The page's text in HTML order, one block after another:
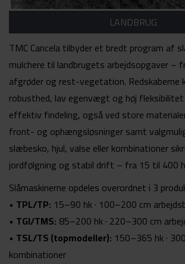
LANDBRUG
TMC Cancela tilbyder et bredt program af
mulchere til landbrugets arbejdsopgaver –
afgrøder og rest-vegetation. Redskaberne
robusthed, lav egenvægt og høj
effektiv findeling, også ved store
front- og ophængsløsninger samt
slæbesko, hjul, valse eller kombinationer
jordfølgning og stabil drift – fra 15 til 400
Slåmaskinerne opdeles overordnet i 3
• TPL/TP: 15–90 hk · 100–200 cm
• TGI/TMS: 85–200 hk · 220–300 cm
• TSL/TS (topmodeller): 150–365 hk ·
kombinationer